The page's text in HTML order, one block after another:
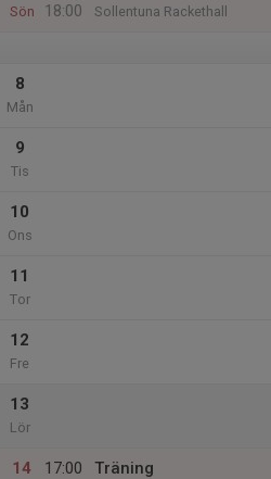
Sön
18:00
Sollentuna Rackethall
8
Mån
9
Tis
10
Ons
11
Tor
12
Fre
13
Lör
14
17:00
Träning